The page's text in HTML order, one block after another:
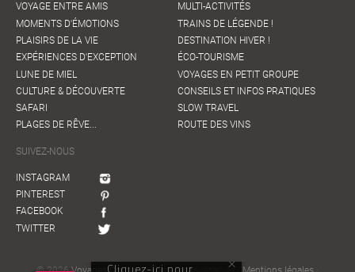
VOYAGE ENTRE AMIS
MOMENTS D'ÉMOTIONS
PLAISIRS DE LA VIE
EXPÉRIENCES D'EXCEPTION
LUNE DE MIEL
CULTURE & DÉCOUVERTE
SAFARI
PLAGES DE RÊVE...
MULTI-ACTIVITÉS
TRAINS DE LÉGENDE !
DESTINATION HIVER !
ÉCO-TOURISME
VOYAGES EN PETIT GROUPE
CONSEILS ET INFOS PRATIQUES
SLOW TRAVEL
ROUTE DES VINS
SUIVEZ-NOUS
INSTAGRAM
PINTEREST
FACEBOOK
TWITTER